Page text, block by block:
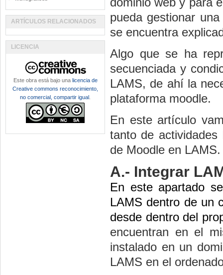
pueda gestionar
se encuentra
Algo que se ha
secuenciada y
LAMS, de ahí la
plataforma moodle.
En este artículo
tanto de
de Moodle en
A.- Integrar
En este apartado
LAMS dentro de un
desde dentro del
encuentran en el
instalado en un
LAMS en el
ARTÍCULOS RELACIONADOS
LICENCIA
Este obra está bajo una licencia de
Creative commons reconocimiento,
no comercial, compartir igual